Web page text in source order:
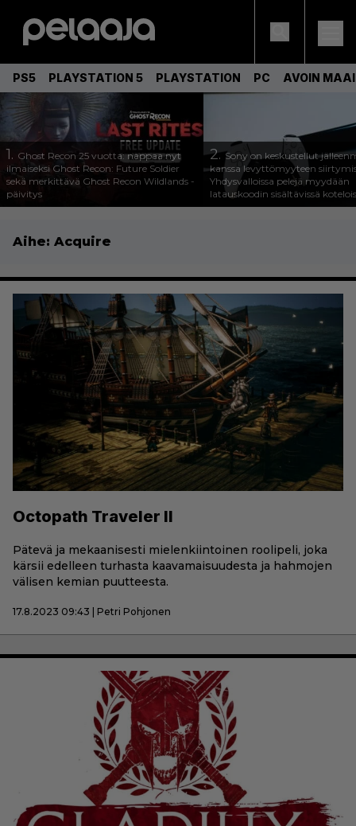
PS5 PLAYSTATION 5 PLAYSTATION PC AVOIN
1. Ghost Recon 25 vuotta: nappaa nyt
ilmaiseksi Ghost Recon: Future Soldier
sekä merkittävä Ghost Recon Wildlands -
päivitys
2.Sony on keskustellut
kanssa levyttömyyteen
Yhdysvalloissa pelejä myydään
latauskoodin sisältävissä
Aihe: Acquire
Octopath Traveler II
Pätevä ja mekaanisesti mielenkiintoinen roolipeli, joka
kärsii edelleen turhasta kaavamaisuudesta ja hahmojen
välisen kemian puutteesta.
17.8.2023 09:43 | Petri Pohjonen